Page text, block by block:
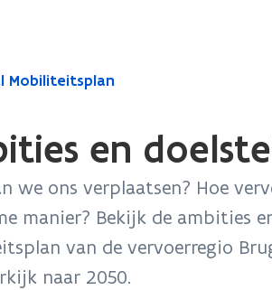
Mobiliteitsplan
en
we ons verplaatsen? Hoe
manier? Bekijk de ambities
van de vervoerregio
naar 2050.